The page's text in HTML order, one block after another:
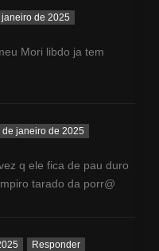
de 2025
Mori libdo ja tem
de janeiro de 2025
q ele fica de pau duro
tarado da porr@
Responder